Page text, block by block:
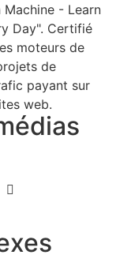
- Learn
Day". Certifié
moteurs de
de
payant sur
web.